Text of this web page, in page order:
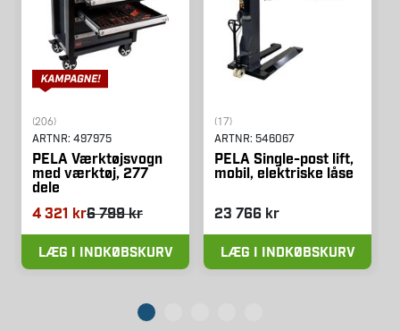
(206)
ARTNR: 497975
PELA Værktøjsvogn
med værktøj, 277
dele
4 321 kr6 799 kr
LÆG I INDKØBSKURV
(17)
ARTNR: 546067
PELA Single-post lift,
mobil, elektriske låse
23 766 kr
LÆG I INDKØBSKURV